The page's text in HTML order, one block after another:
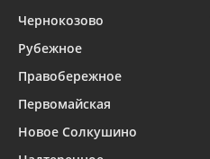
Чернокозово
Рубежное
Правобережное
Первомайская
Новое Солкушино